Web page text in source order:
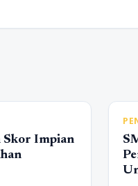
Skor Impian